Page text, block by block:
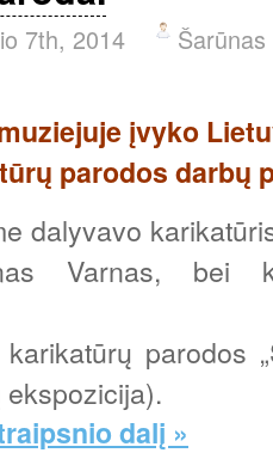
7th, 2014 Šarūnas
įvyko
parodos darbų
dalyvavo
Varnas, bei
parodos
ekspozicija).
dalį »